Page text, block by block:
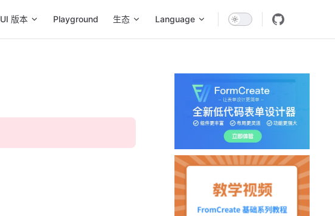
UI 版本 Playground 生态 Language